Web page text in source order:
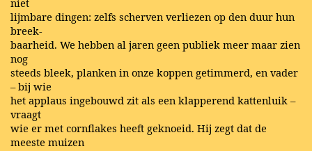
lijmbare dingen: zelfs scherven verliezen op den duur hun
breek-
baarheid. We hebben al jaren geen publiek meer maar zien
nog
steeds bleek, planken in onze koppen getimmerd, en vader
– bij wie
het applaus ingebouwd zit als een klapperend kattenluik –
vraagt
wie er met cornflakes heeft geknoeid. Hij zegt dat de
meeste muizen